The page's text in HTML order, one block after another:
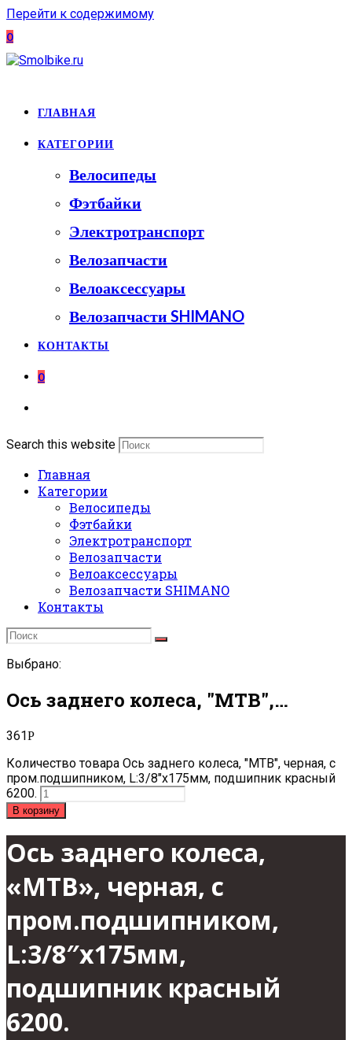
Перейти к содержимому
0
ГЛАВНАЯ
КАТЕГОРИИ
Велосипеды
Фэтбайки
Электротранспорт
Велозапчасти
Велоаксессуары
Велозапчасти SHIMANO
КОНТАКТЫ
0
Search this website
Главная
Категории
Велосипеды
Фэтбайки
Электротранспорт
Велозапчасти
Велоаксессуары
Велозапчасти SHIMANO
Контакты
Выбрано:
Ось заднего колеса, "МТВ",…
361Р
Количество товара Ось заднего колеса, "МТВ", черная, с
пром.подшипником, L:3/8"x175мм, подшипник красный
6200.
В корзину
Ось заднего колеса,
«МТВ», черная, с
пром.подшипником,
L:3/8″x175мм,
подшипник красный
6200.